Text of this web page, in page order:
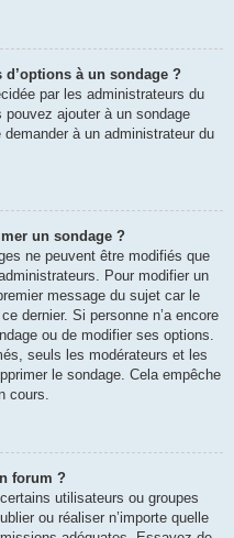
à un sondage ?
par les administrateurs du
pouvez ajouter à un sondage
à un administrateur du
un sondage ?
ne peuvent être modifiés que
Pour modifier un
message du sujet car le
dernier. Si personne n’a encore
ou de modifier ses options.
seuls les modérateurs et les
le sondage. Cela empêche
cours.
forum ?
utilisateurs ou groupes
ou réaliser n’importe quelle